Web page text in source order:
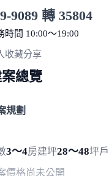
9089 轉 35804
時間 10:00～19:00
收藏分享
總覽
規劃
3～4房建坪28～48坪
價格尚未公開